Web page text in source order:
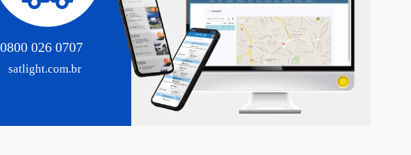
satlight.com.br
0800 026 0707